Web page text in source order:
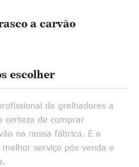
a carvão
escolher
de grelhadores a
certeza de comprar
na nossa fábrica. E a
serviço pós-venda e